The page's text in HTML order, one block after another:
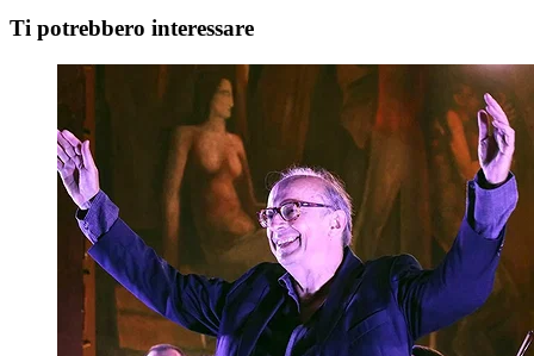
Ti potrebbero interessare